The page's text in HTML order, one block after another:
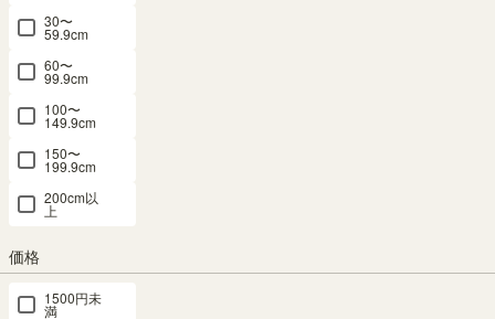
30〜
59.9cm
60〜
99.9cm
100〜
149.9cm
150〜
199.9cm
200cm以
上
価格
1500円未
満
最短お届け予定日
※在庫状況、実際の詳細な住所により変動する場合があります。
申し訳ございません。ただいま在庫がございません。